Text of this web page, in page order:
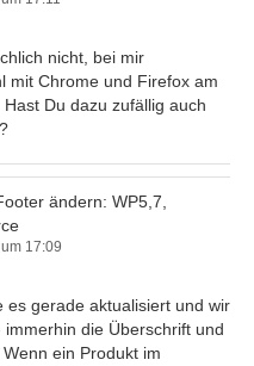
nicht, bei mir
mit Chrome und Firefox am
Du dazu zufällig auch
ändern: WP5,7,
17:09
es gerade aktualisiert und wir
die Überschrift und
ein Produkt im